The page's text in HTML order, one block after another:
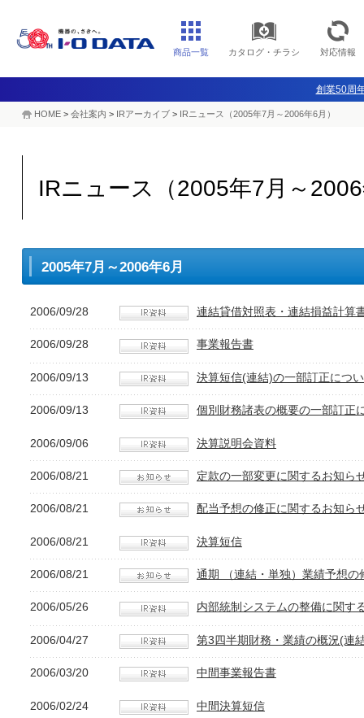
商品一覧 カタログ・チラシ 対応情報
創業50周
HOME > 会社案内 > IRアーカイブ > IRニュース（2005年7月～2006年6月）
IRニュース（2005年7月～
2005年7月～2006年6月
2006/09/28 連結貸借対照表・連結損益計算
2006/09/28 事業報告書
2006/09/13 決算短信(連結)の一部訂正につ
2006/09/13 個別財務諸表の概要の一部訂正
2006/09/06 決算説明会資料
2006/08/21 定款の一部変更に関するお知ら
2006/08/21 配当予想の修正に関するお知ら
2006/08/21 決算短信
2006/08/21 通期 （連結・単独）業績予想の
2006/05/26 内部統制システムの整備に関す
2006/04/27 第3四半期財務・業績の概況(連
2006/03/20 中間事業報告書
2006/02/24 中間決算短信